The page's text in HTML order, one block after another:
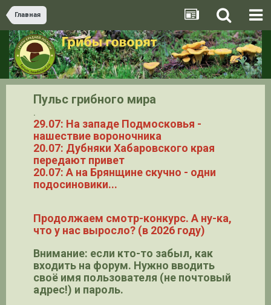
Главная
Пульс грибного мира
.
29.07: На западе Подмосковья -
нашествие вороночника
20.07: Дубняки Хабаровского края
передают привет
20.07: А на Брянщине скучно - одни
подосиновики...
Продолжаем смотр-конкурс. А ну-ка,
что у нас выросло? (в 2026 году)
Внимание: если кто-то забыл, как
входить на форум. Нужно вводить
своё имя пользователя (не почтовый
адрес!) и пароль.